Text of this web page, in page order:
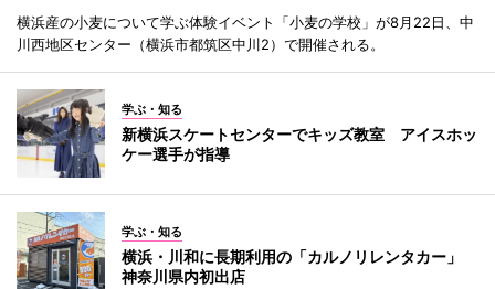
横浜産の小麦について学ぶ体験イベント「小麦の学校」が8月22日、中
川西地区センター（横浜市都筑区中川2）で開催される。
学ぶ・知る
新横浜スケートセンターでキッズ教室 アイスホッ
ケー選手が指導
学ぶ・知る
横浜・川和に長期利用の「カルノリレンタカー」
神奈川県内初出店